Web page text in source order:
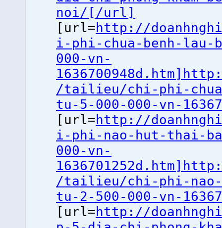
noi/[/url]
[url=http://
i-phi-chua-benh-
000-vn-
/tailieu/chi-phi-
tu-5-000-000-vn-
[url=http://
i-phi-nao-hut-thai-
000-vn-
/tailieu/chi-phi-
tu-2-500-000-vn-
[url=http://